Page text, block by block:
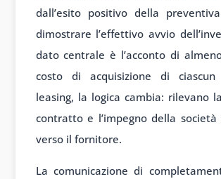
dall’esito positivo della
dimostrare l’effettivo avvio
dato centrale è l’acconto di
costo di acquisizione di
leasing, la logica cambia: rilevano
contratto e l’impegno della società
verso il fornitore.
La comunicazione di